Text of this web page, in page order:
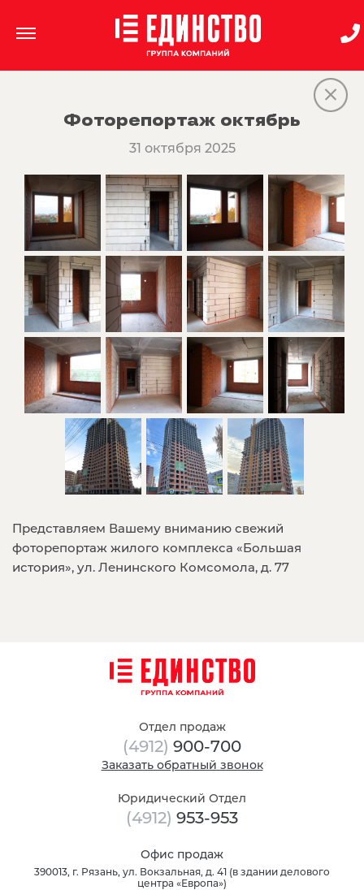
Фоторепортаж октябрь
31 октября 2025
Представляем Вашему вниманию свежий
фоторепортаж жилого комплекса «Большая
история», ул. Ленинского Комсомола, д. 77
Отдел продаж
(4912) 900-700
Заказать обратный звонок
Юридический Отдел
(4912) 953-953
Офис продаж
390013, г. Рязань, ул. Вокзальная, д. 41 (в здании делового
центра «Европа»)